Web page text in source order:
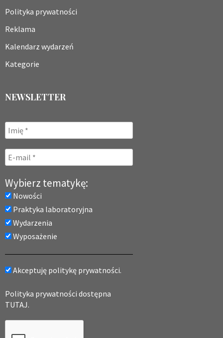
Polityka prywatności
Reklama
Kalendarz wydarzeń
Kategorie
NEWSLETTER
Wybierz tematykę:
Nowości
Praktyka laboratoryjna
Wydarzenia
Wyposażenie
Akceptuję politykę prywatności.
Polityka prywatności dostępna
TUTAJ.